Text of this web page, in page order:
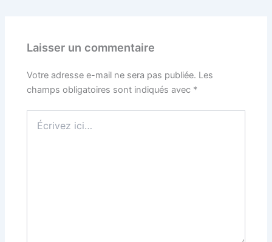
Laisser un commentaire
Votre adresse e-mail ne sera pas publiée. Les
champs obligatoires sont indiqués avec *
ici…